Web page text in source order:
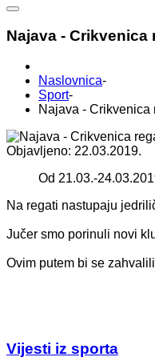
Najava - Crikvenica
Naslovnica-
Sport-
Najava - Crikvenica
Objavljeno: 22.03.2019.
Od 21.03.-
Na regati nastupaju
Jučer smo porinuli novi
Ovim putem bi se
Vijesti iz sporta